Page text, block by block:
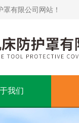
有限公司网站！
我们